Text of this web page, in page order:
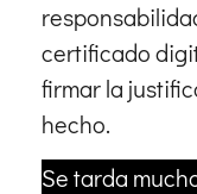
certificado
firmar la
hecho.
Se tarda